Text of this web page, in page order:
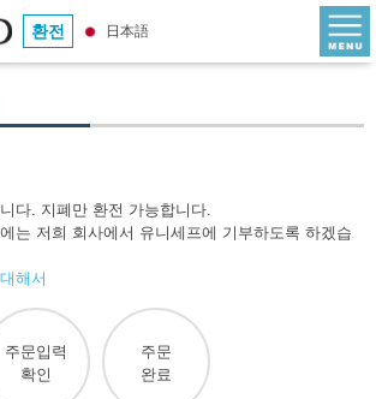
환전 日本語
다. 지폐만 환전 가능합니다.
는 저희 회사에서 유니세프에 기부하도록 하겠습
해서
주문입력
확인
주문
완료